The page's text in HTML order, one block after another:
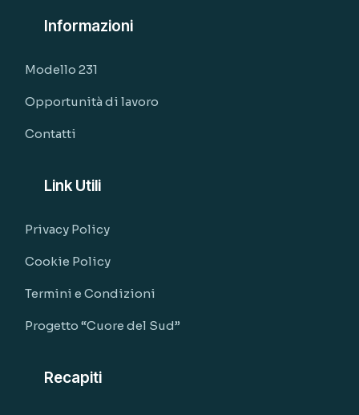
Informazioni
Modello 231
Opportunità di lavoro
Contatti
Link Utili
Privacy Policy
Cookie Policy
Termini e Condizioni
Progetto “Cuore del Sud”
Recapiti